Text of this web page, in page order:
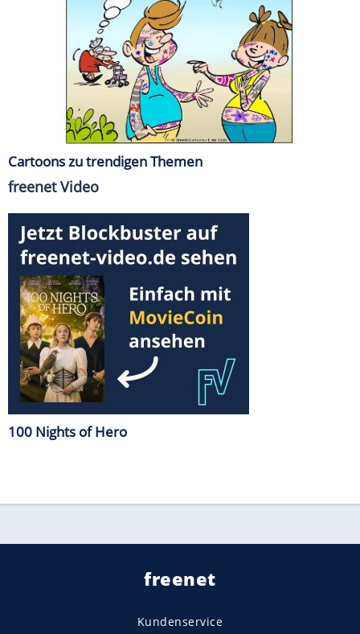
Cartoons zu trendigen Themen
freenet Video
100 Nights of Hero
freenet
Kundenservice